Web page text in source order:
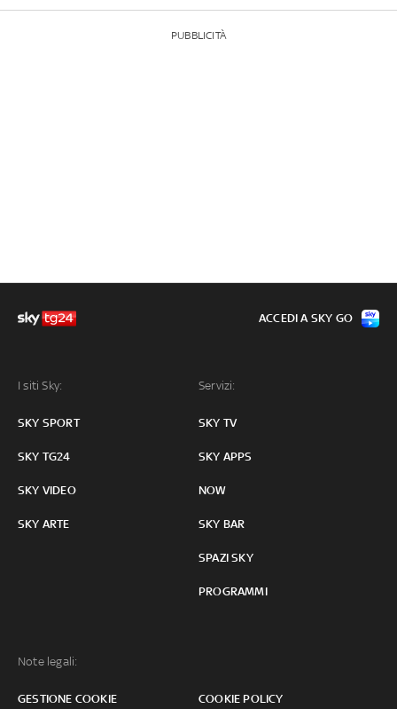
PUBBLICITÀ
I siti Sky:
SKY SPORT
SKY TG24
SKY VIDEO
SKY ARTE
Servizi:
SKY TV
SKY APPS
NOW
SKY BAR
SPAZI SKY
PROGRAMMI
Note legali:
GESTIONE COOKIE COOKIE POLICY
ACCEDI A SKY GO